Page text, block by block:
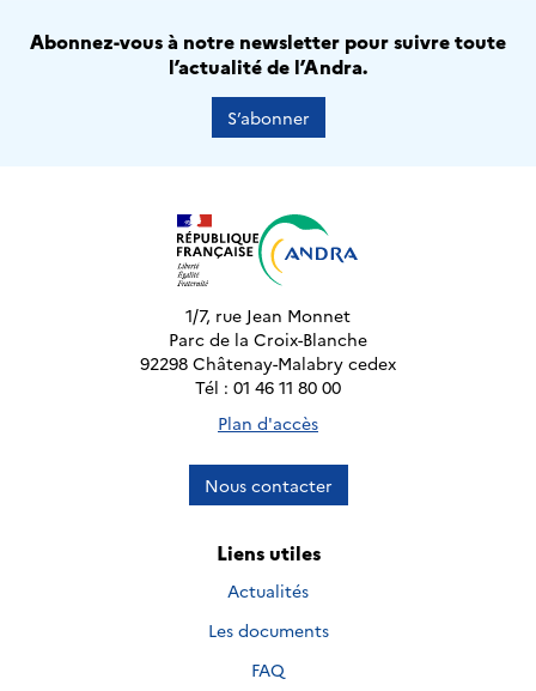
Abonnez-vous à notre newsletter pour suivre toute
l’actualité de l’Andra.
S’abonner
1/7, rue Jean Monnet
Parc de la Croix-Blanche
92298 Châtenay-Malabry cedex
Tél : 01 46 11 80 00
Plan d'accès
Nous contacter
Liens utiles
Actualités
Les documents
FAQ